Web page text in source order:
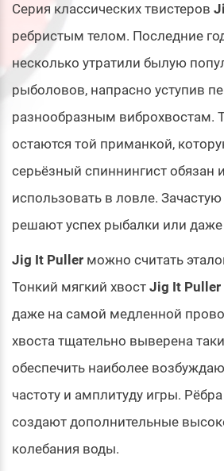
Серия классических твистеров
ребристым телом. Последние
несколько утратили былую
рыболовов, напрасно уступив
разнообразным виброхвостам.
остаются той приманкой,
серьёзный спиннингист обязан
использовать в ловле.
решают успех рыбалки или
Jig It Puller можно считать
Тонкий мягкий хвост Jig It Puller
даже на самой медленной
хвоста тщательно выверена
обеспечить наиболее
частоту и амплитуду игры.
создают дополнительные
колебания воды.